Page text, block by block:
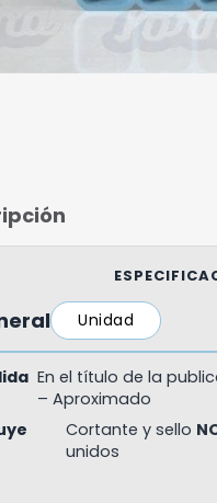
Unidad
En el título de la
– Aproximado
Cortante y sello
unidos